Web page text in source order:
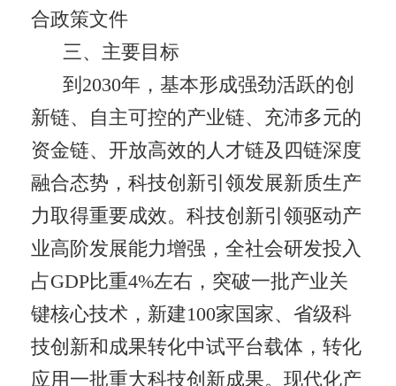
合政策文件
三、主要目标
到2030年，基本形成强劲活跃的创
新链、自主可控的产业链、充沛多元的
资金链、开放高效的人才链及四链深度
融合态势，科技创新引领发展新质生产
力取得重要成效。科技创新引领驱动产
业高阶发展能力增强，全社会研发投入
占GDP比重4%左右，突破一批产业关
键核心技术，新建100家国家、省级科
技创新和成果转化中试平台载体，转化
应用一批重大科技创新成果。现代化产